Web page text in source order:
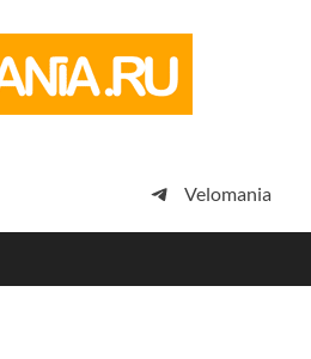
просто
Velomania